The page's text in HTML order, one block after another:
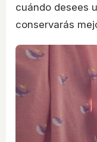
cuándo desees
conservarás